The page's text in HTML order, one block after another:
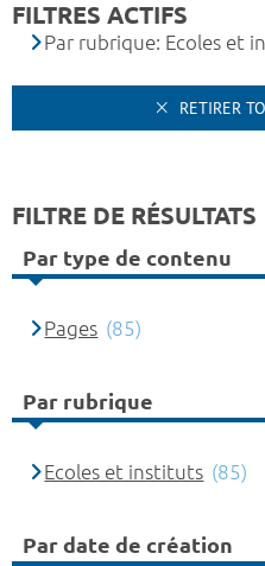
FILTRES ACTIFS
Par rubrique: Ecoles et
RETIRER
FILTRE DE RÉSULTATS
Par type de contenu
Pages (85)
Par rubrique
Ecoles et instituts (85)
Par date de création